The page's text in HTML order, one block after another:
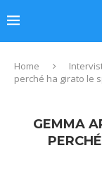
Home
perché ha girato le
GEMMA